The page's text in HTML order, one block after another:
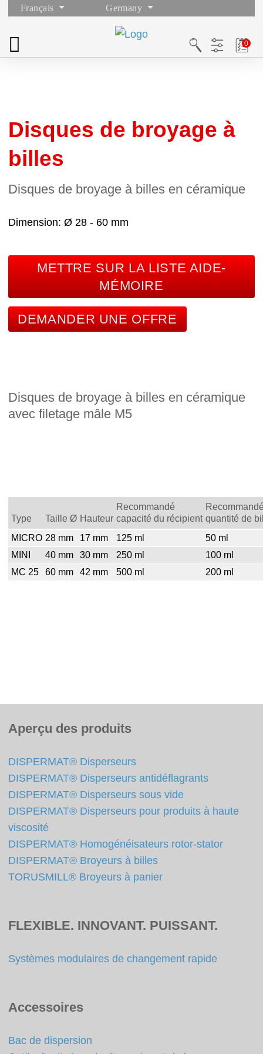
Français Germany
Disques de broyage à
billes
Disques de broyage à billes en céramique
Dimension Ø 28 - 60 mm
METTRE SUR LA LISTE AIDE-
MÉMOIRE
DEMANDER UNE OFFRE
Disques de broyage à billes en céramique
avec filetage mâle M5
Type Taille Ø Hauteur
Recommandé
capacité du récipient quantité de
MICRO 28 mm 17 mm 125 ml
50 ml
MINI
40 mm 30 mm 250 ml
100 ml
MC 25
60 mm 42 mm 500 ml 200 ml
Aperçu des produits
DISPERMAT® Disperseurs
DISPERMAT® Disperseurs antidéflagrants
DISPERMAT® Disperseurs sous vide
DISPERMAT® Disperseurs pour produits à haute
viscosité
DISPERMAT® Homogénéisateurs rotor-stator
DISPERMAT® Broyeurs à billes
TORUSMILL® Broyeurs à panier
FLEXIBLE. INNOVANT. PUISSANT.
Systèmes modulaires de changement rapide
Accessoires
Bac de dispersion